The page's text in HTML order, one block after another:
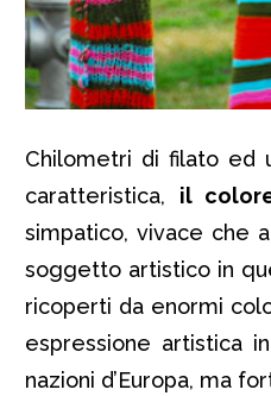
Chilometri di filato ed
caratteristica, il
simpatico, vivace che
soggetto artistico in
ricoperti da enormi
espressione artistica in
nazioni d’Europa, ma